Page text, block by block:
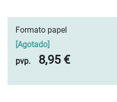
Formato papel
Agotado]
pvp.
8,95 €